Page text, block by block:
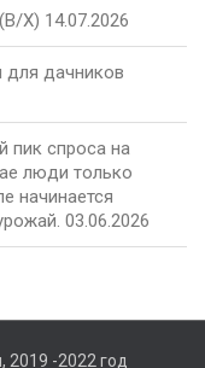
Х) 14.07.2026
для дачников
пик спроса на
люди только
начинается
03.06.2026
2019 -2022 год